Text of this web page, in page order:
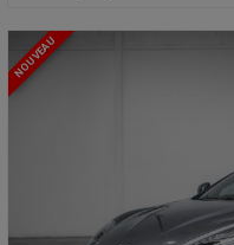
NOUVEAU